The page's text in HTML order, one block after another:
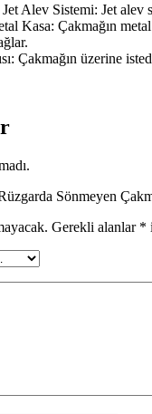
Alev Sistemi: Jet
Kasa: Çakmağın metal
Çakmağın üzerine
Sönmeyen
Gerekli alanlar *